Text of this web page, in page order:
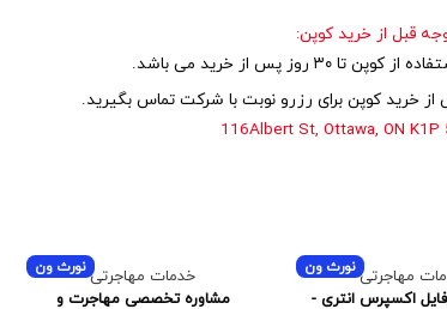
قبل از خرید کوپن:
تا ۳۰ روز پس از خرید می باشد.
از خرید کوپن برای رزرو نوبت با شرکت تماس بگیرید.
116Albert St, Ottawa, ON K1P
نورث ونمهاجرتی
اکسپرس انتری -
نورث ونخدمات مهاجرتی
مشاوره تخصصی مهاجرت و